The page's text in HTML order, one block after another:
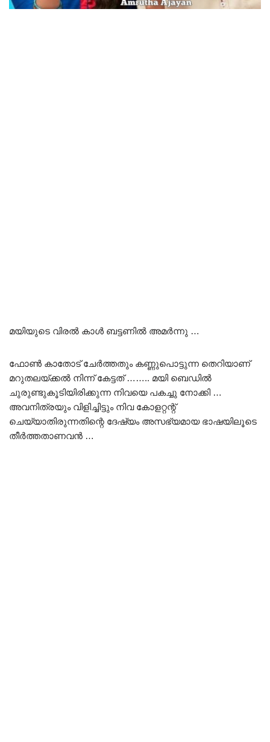
മയിയുടെ വിരൽ കാൾ ബട്ടണിൽ അമർന്നു …
ഫോൺ കാതോട് ചേർത്തതും കണ്ണുപൊട്ടുന്ന തെറിയാണ്
മറുതലയ്ക്കൽ നിന്ന് കേട്ടത് …….. മയി ബെഡിൽ
ചുരുണ്ടുകൂടിയിരിക്കുന്ന നിവയെ പകച്ചു നോക്കി …
അവനിത്രയും വിളിച്ചിട്ടും നിവ കോളറ്റന്റ്
ചെയ്യാതിരുന്നതിന്റെ ദേഷ്യം അസഭ്യമായ ഭാഷയിലൂടെ
തീർത്തതാണവൻ …